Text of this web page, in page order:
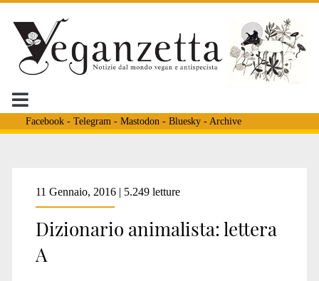
Facebook- Telegram - Mastodon - Bluesky- Archive
Tag:
<span>traduzione</
11 Gennaio, 2016 | 5.249 letture
Dizionario animalista: lettera
A